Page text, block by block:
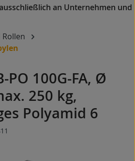
PO 100G-FA, Ø
250 kg,
Polyamid 6